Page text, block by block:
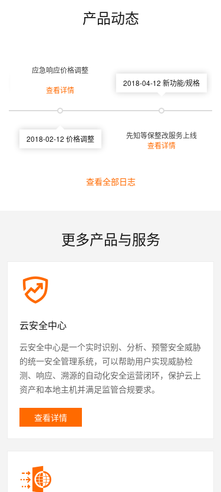
产品动态
2018-02-12 价格调整
应急响应价格调整
查看详情
2018-04-12 新功能/规格
先知等保整改服务上线
查看详情
查看全部日志
更多产品与服务
云安全中心
云安全中心是一个实时识别、分析、预警安全威胁
的统一安全管理系统，可以帮助用户实现威胁检
测、响应、溯源的自动化安全运营闭环，保护云上
资产和本地主机并满足监管合规要求。
查看详情